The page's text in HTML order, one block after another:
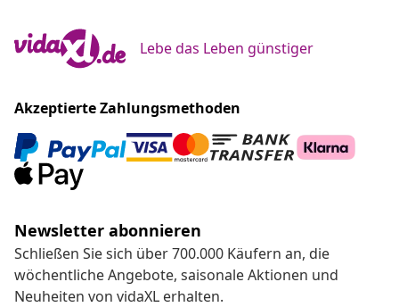
Lebe das Leben günstiger
Akzeptierte Zahlungsmethoden
Newsletter abonnieren
Schließen Sie sich über 700.000 Käufern an, die
wöchentliche Angebote, saisonale Aktionen und
Neuheiten von vidaXL erhalten.